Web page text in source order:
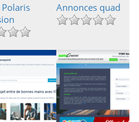
Annonces quad